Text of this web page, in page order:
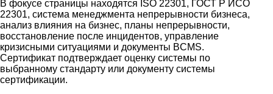
В фокусе страницы находятся ISO 22301, ГОСТ Р ИСО
22301, система менеджмента непрерывности бизнеса,
анализ влияния на бизнес, планы непрерывности,
восстановление после инцидентов, управление
кризисными ситуациями и документы BCMS.
Сертификат подтверждает оценку системы по
выбранному стандарту или документу системы
сертификации.